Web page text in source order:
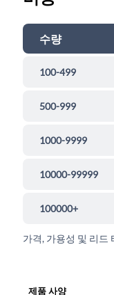
수량
100-499
500-999
1000-9999
10000-99999
100000+
가격, 가용성 및 리드
제품 사양